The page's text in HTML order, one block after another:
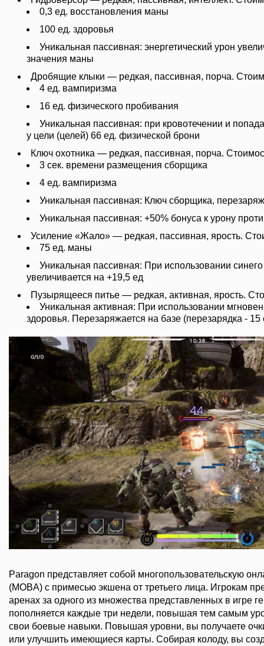
0,3 ед. восстановления маны
100 ед. здоровья
Уникальная пассивная: энергетический урон
значения маны
Дробящие клыки — редкая, пассивная, порча.
4 ед. вампиризма
16 ед. физического пробивания
Уникальная пассивная: при кровотечении и
у цели (целей) 66 ед. физической брони
Ключ охотника — редкая, пассивная, порча.
3 сек. времени размещения сборщика
4 ед. вампиризма
Уникальная пассивная: Ключ сборщика,
Уникальная пассивная: +50% бонуса к урону
Усиление «Жало» — редкая, пассивная, ярость.
75 ед. маны
Уникальная пассивная: При использовании синего
увеличивается на +19,5 ед
Пузырящееся питье — редкая, активная, ярость.
Уникальная активная: При использовании
здоровья. Перезаряжается на базе (перезарядка - 15
Paragon представляет собой многопользовательскую
(MOBA) с примесью экшена от третьего лица. Игрокам
аренах за одного из множества представленных в игре
пополняется каждые три недели, повышая тем самым
свои боевые навыки. Повышая уровни, вы получаете
или улучшить имеющиеся карты. Собирая колоду, вы